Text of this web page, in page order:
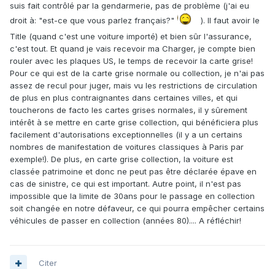
suis fait contrôlé par la gendarmerie, pas de problème (j'ai eu
droit à: "est-ce que vous parlez français?"
). Il faut avoir le
Title (quand c'est une voiture importé) et bien sûr l'assurance,
c'est tout. Et quand je vais recevoir ma Charger, je compte bien
rouler avec les plaques US, le temps de recevoir la carte grise!
Pour ce qui est de la carte grise normale ou collection, je n'ai pas
assez de recul pour juger, mais vu les restrictions de circulation
de plus en plus contraignantes dans certaines villes, et qui
toucherons de facto les cartes grises normales, il y sûrement
intérêt à se mettre en carte grise collection, qui bénéficiera plus
facilement d'autorisations exceptionnelles (il y a un certains
nombres de manifestation de voitures classiques à Paris par
exemple!). De plus, en carte grise collection, la voiture est
classée patrimoine et donc ne peut pas être déclarée épave en
cas de sinistre, ce qui est important. Autre point, il n'est pas
impossible que la limite de 30ans pour le passage en collection
soit changée en notre défaveur, ce qui pourra empêcher certains
véhicules de passer en collection (années 80).... A réfléchir!
Citer